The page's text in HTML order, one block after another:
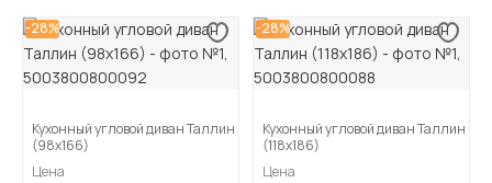
-28%
Кухонный угловой диван Таллин
(98х166)
Цена
-28%
Кухонный угловой диван Таллин
(118х186)
Цена